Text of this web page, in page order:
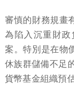
審慎的財務規畫
為陷入沉重財
案。特別是在物
休族群儲備不足
貨幣基金組織預